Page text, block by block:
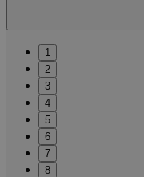
1
2
3
4
5
6
7
8